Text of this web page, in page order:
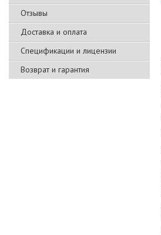
Отзывы
Доставка и оплата
Спецификации и лицензии
Возврат и гарантия